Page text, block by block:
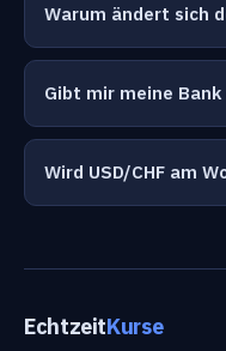
Warum ändert sich
Gibt mir meine Bank
Wird USD/CHF am
EchtzeitKurse